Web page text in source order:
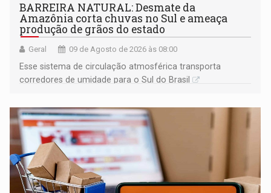
BARREIRA NATURAL: Desmate da
Amazônia corta chuvas no Sul e ameaça
produção de grãos do estado
Geral 09 de Agosto de 2026 às 08:00
Esse sistema de circulação atmosférica transporta
corredores de umidade para o Sul do Brasil